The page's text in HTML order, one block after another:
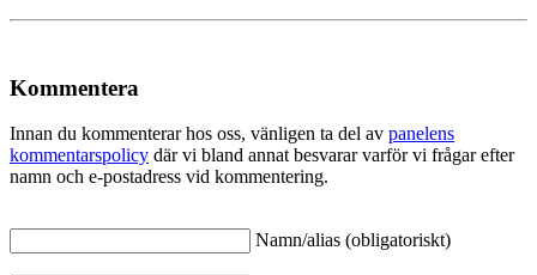
Kommentera
Innan du kommenterar hos oss, vänligen ta del av panelens
kommentarspolicy där vi bland annat besvarar varför vi frågar efter
namn och e-postadress vid kommentering.
Namn/alias (obligatoriskt)